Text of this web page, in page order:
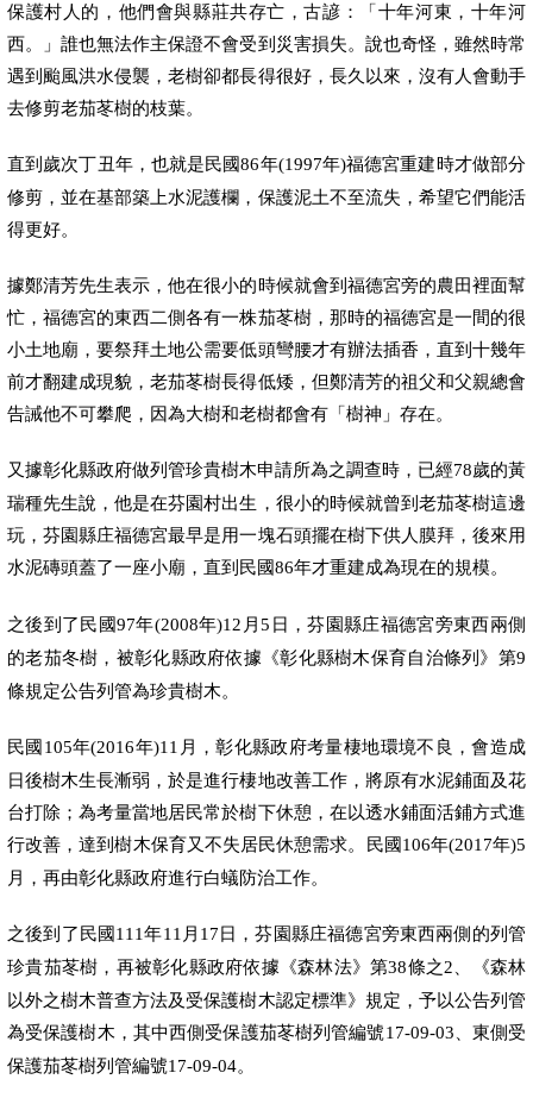
保護村人的，他們會與縣莊共存亡，古諺：「十年河東，十年河
西。」誰也無法作主保證不會受到災害損失。說也奇怪，雖然時常
遇到颱風洪水侵襲，老樹卻都長得很好，長久以來，沒有人會動手
去修剪老茄苳樹的枝葉。
直到歲次丁丑年，也就是民國86年(1997年)福德宮重建時才做部分
修剪，並在基部築上水泥護欄，保護泥土不至流失，希望它們能活
得更好。
據鄭清芳先生表示，他在很小的時候就會到福德宮旁的農田裡面幫
忙，福德宮的東西二側各有一株茄苳樹，那時的福德宮是一間的很
小土地廟，要祭拜土地公需要低頭彎腰才有辦法插香，直到十幾年
前才翻建成現貌，老茄苳樹長得低矮，但鄭清芳的祖父和父親總會
告誡他不可攀爬，因為大樹和老樹都會有「樹神」存在。
又據彰化縣政府做列管珍貴樹木申請所為之調查時，已經78歲的黃
瑞種先生說，他是在芬園村出生，很小的時候就曾到老茄苳樹這邊
玩，芬園縣庄福德宮最早是用一塊石頭擺在樹下供人膜拜，後來用
水泥磚頭蓋了一座小廟，直到民國86年才重建成為現在的規模。
之後到了民國97年(2008年)12 月5 日，芬園縣庄福德宮旁東西兩側
的老茄冬樹，被彰化縣政府依據《彰化縣樹木保育自治條列》第9
條規定公告列管為珍貴樹木。
民國105年(2016年)11 月，彰化縣政府考量棲地環境不良，會造成
日後樹木生長漸弱，於是進行棲地改善工作，將原有水泥鋪面及花
台打除；為考量當地居民常於樹下休憩，在以透水鋪面活鋪方式進
行改善，達到樹木保育又不失居民休憩需求。民國106年(2017年)5
月，再由彰化縣政府進行白蟻防治工作。
之後到了民國111年11 月 17日，芬園縣庄福德宮旁東西兩側的列管
珍貴茄苳樹，再被彰化縣政府依據《森林法》第38條之2 、《森林
以外之樹木普查方法及受保護樹木認定標準》規定，予以公告列管
為受保護樹木，其中西側受保護茄苳樹列管編號17-09-03 、東側受
保護茄苳樹列管編號17-09-04。